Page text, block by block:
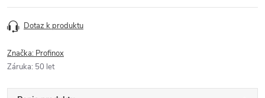
Dotaz k produktu
Značka: Profinox
Záruka: 50 let